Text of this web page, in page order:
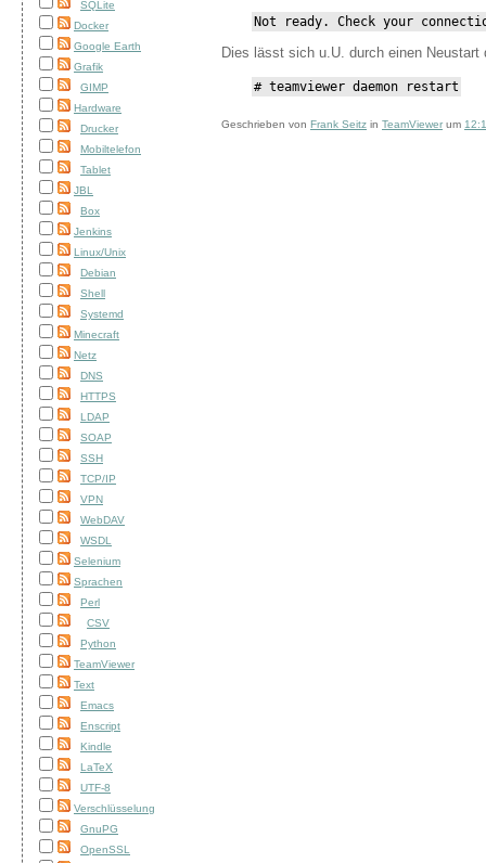
SQLite
Docker
Google Earth
Grafik
GIMP
Hardware
Drucker
Mobiltelefon
Tablet
JBL
Box
Jenkins
Linux/Unix
Debian
Shell
Systemd
Minecraft
Netz
DNS
HTTPS
LDAP
SOAP
SSH
TCP/IP
VPN
WebDAV
WSDL
Selenium
Sprachen
Perl
CSV
Python
TeamViewer
Text
Emacs
Enscript
Kindle
LaTeX
UTF-8
Verschlüsselung
GnuPG
OpenSSL
Not ready. Check your
Dies lässt sich u.U. durch einen Neustart
# teamviewer daemon restart
Geschrieben von Frank Seitz in TeamViewer um